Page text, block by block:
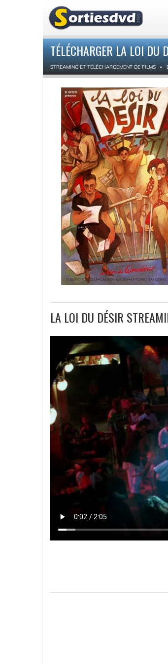
TÉLÉCHARGER LA LOI DU
STREAMING ET TÉLÉCHARGEMENT DE FILMS
LA LOI DU DÉSIR